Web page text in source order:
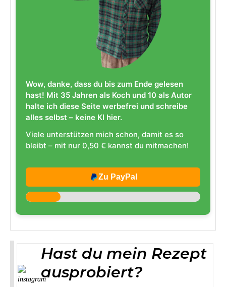
Wow, danke, dass du bis zum Ende gelesen
hast! Mit 35 Jahren als Koch und 10 als Autor
halte ich diese Seite werbefrei und schreibe
alles selbst – keine KI hier.
Viele unterstützen mich schon, damit es so
bleibt – mit nur 0,50 € kannst du mitmachen!
Zu PayPal
Hast du mein Rezept
ausprobiert?